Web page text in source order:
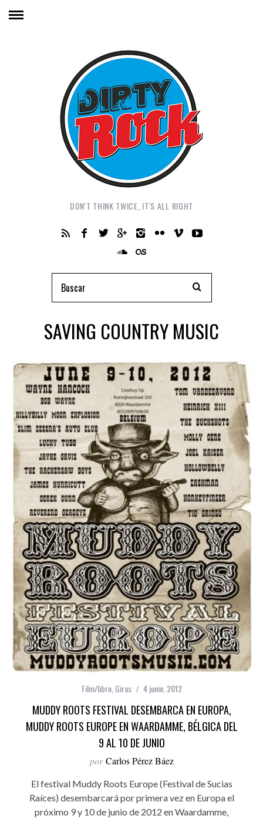
DON'T THINK TWICE, IT'S ALL RIGHT
SAVING COUNTRY MUSIC
Film/libro, Giras 4 junio, 2012
MUDDY ROOTS FESTIVAL DESEMBARCA EN EUROPA,
MUDDY ROOTS EUROPE EN WAARDAMME, BÉLGICA DEL
9 AL 10 DE JUNIO
por Carlos Pérez Báez
El festival Muddy Roots Europe (Festival de Sucias
Raíces) desembarcará por primera vez en Europa el
próximo 9 y 10 de junio de 2012 en Waardamme,